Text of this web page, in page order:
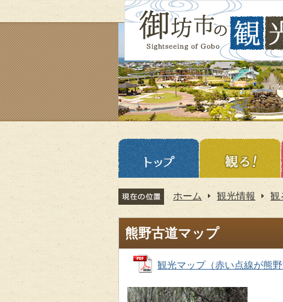
ホーム 観光情報 観
熊野古道マップ
観光マップ（赤い点線が熊